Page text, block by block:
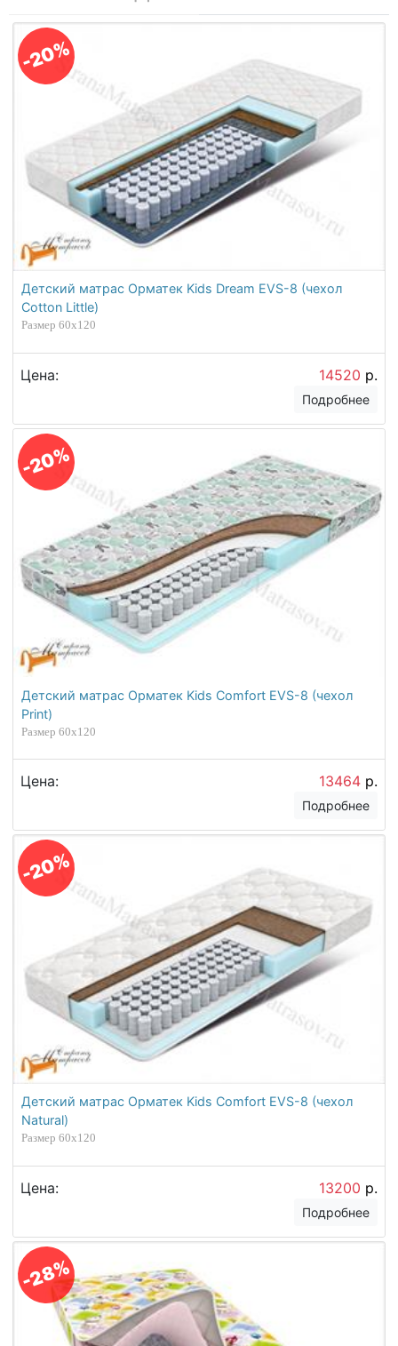
-20%
Детский матрас Орматек Kids Dream EVS-8 (чехол
Cotton Little)
Размер 60х120
Цена: 14520 р.
Подробнее
-20%
Детский матрас Орматек Kids Comfort EVS-8 (чехол
Print)
Размер 60х120
Цена: 13464 р.
Подробнее
-20%
Детский матрас Орматек Kids Comfort EVS-8 (чехол
Natural)
Размер 60х120
Цена: 13200 р.
Подробнее
-28%